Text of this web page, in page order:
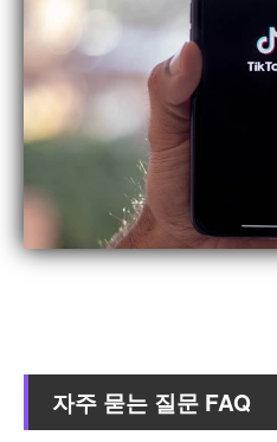
자주 묻는 질문 FAQ